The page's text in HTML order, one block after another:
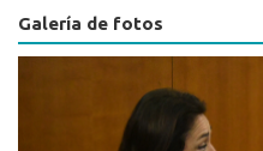
Galería de fotos